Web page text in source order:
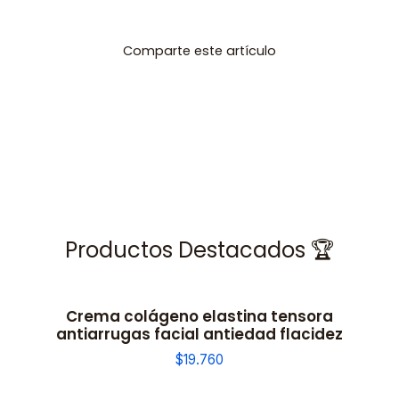
Comparte este artículo
Productos Destacados 🏆
Crema colágeno elastina tensora
antiarrugas facial antiedad flacidez
$19.760